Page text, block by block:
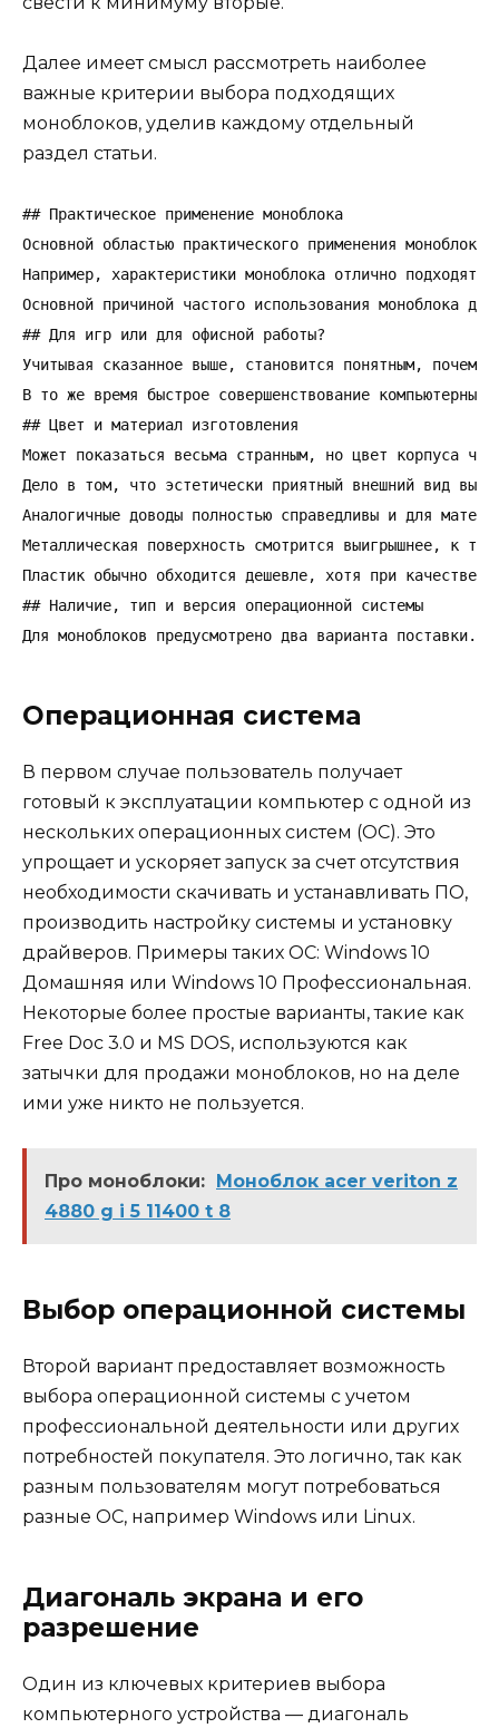
Далее имеет смысл рассмотреть наиболее
важные критерии выбора подходящих
моноблоков, уделив каждому отдельный
раздел статьи.
## Практическое применение моноблока
Основной областью практического применения
Например, характеристики моноблока отлично подходят
Основной причиной частого использования моноблока
## Для игр или для офисной работы?
Учитывая сказанное выше, становится понятным,
В то же время быстрое совершенствование
## Цвет и материал изготовления
Может показаться весьма странным, но цвет корпуса
Дело в том, что эстетически приятный внешний вид
Аналогичные доводы полностью справедливы и для
Металлическая поверхность смотрится выигрышнее, к
Пластик обычно обходится дешевле, хотя при
## Наличие, тип и версия операционной системы
Для моноблоков предусмотрено два варианта поставки.
Операционная система
В первом случае пользователь получает
готовый к эксплуатации компьютер с одной из
нескольких операционных систем (ОС). Это
упрощает и ускоряет запуск за счет отсутствия
необходимости скачивать и устанавливать ПО,
производить настройку системы и установку
драйверов. Примеры таких ОС: Windows 10
Домашняя или Windows 10 Профессиональная.
Некоторые более простые варианты, такие как
Free Doc 3.0 и MS DOS, используются как
затычки для продажи моноблоков, но на деле
ими уже никто не пользуется.
Про моноблоки:
Моноблок acer veriton z
4880 g i 5 11400 t 8
Выбор операционной системы
Второй вариант предоставляет возможность
выбора операционной системы с учетом
профессиональной деятельности или других
потребностей покупателя. Это логично, так как
разным пользователям могут потребоваться
разные ОС, например Windows или Linux.
Диагональ экрана и его
разрешение
Один из ключевых критериев выбора
компьютерного устройства — диагональ